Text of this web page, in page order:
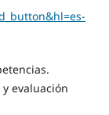
evaluación